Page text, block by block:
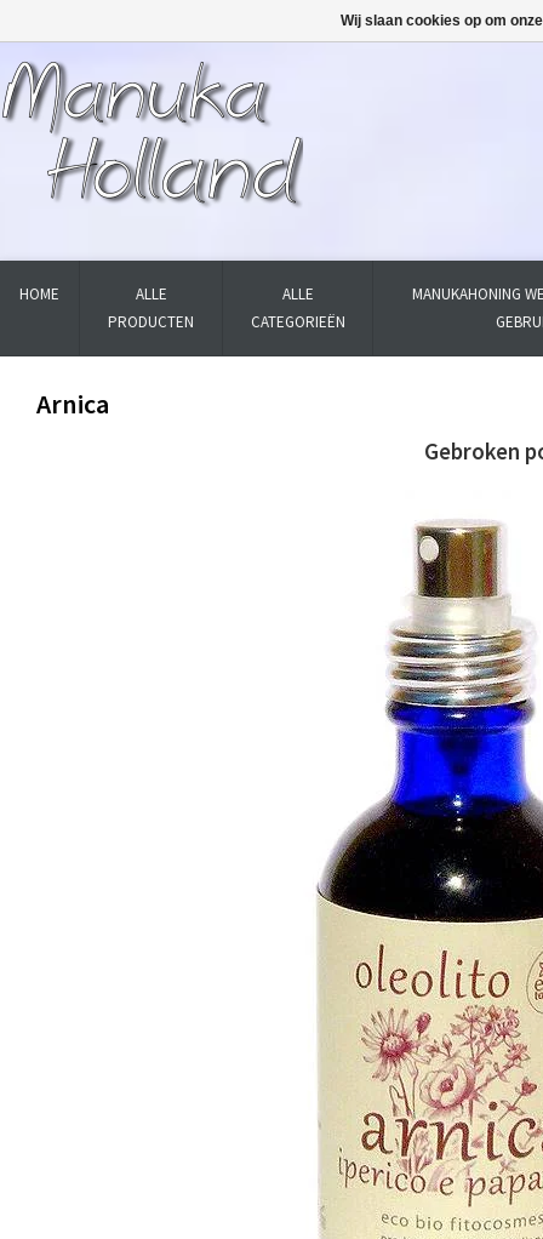
HOME
ALLE
PRODUCTEN
ALLE
CATEGORIEËN
MANUKAHONING
Arnica
Gebroken
Wij slaan cookies op om